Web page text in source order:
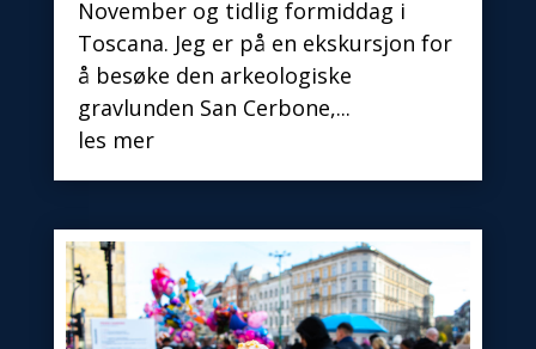
November og tidlig formiddag i
Toscana. Jeg er på en ekskursjon for
å besøke den arkeologiske
gravlunden San Cerbone,...
les mer